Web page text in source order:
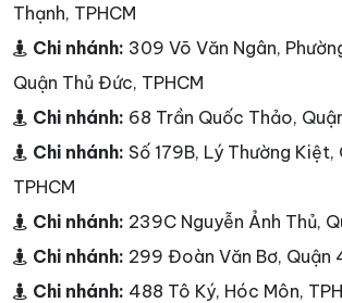
Thạnh, TPHCM
Chi nhánh: 309 Võ Văn Ngân,
Quận Thủ Đức, TPHCM
Chi nhánh: 68 Trần Quốc Thảo,
Chi nhánh: Số 179B, Lý Thường Kiệt,
TPHCM
Chi nhánh: 239C Nguyễn Ảnh Thủ,
Chi nhánh: 299 Đoàn Văn Bơ, Quận
Chi nhánh: 488 Tô Ký, Hóc Môn,